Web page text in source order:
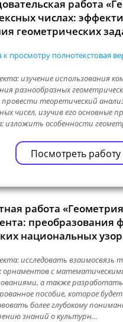
работа
числах:
геометрических
к просмотру полнотекстовая
изучение использования
разнообразных
теоретический
чисел, изучив его основные
изложить особенности
Посмотреть работу
работа «Геометрия
преобразования
национальных
исследовать взаимосвязь
орнаментов с
а также разработать
пособие, которое будет
более глубокому
знаний о культурн…